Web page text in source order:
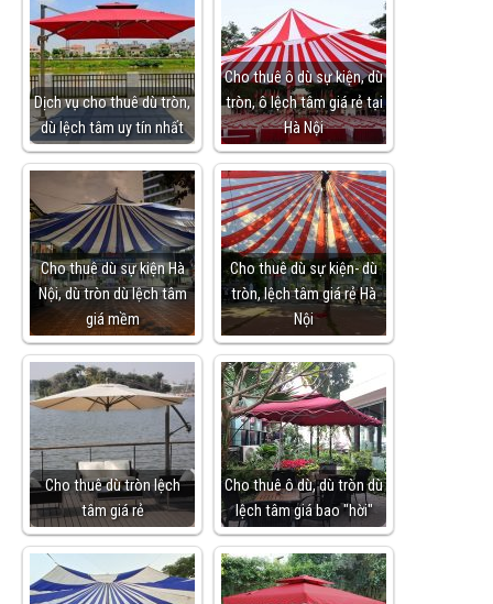
Dịch vụ cho thuê dù tròn,
dù lệch tâm uy tín nhất
Cho thuê ô dù sự kiện, dù
tròn, ô lệch tâm giá rẻ tại
Hà Nội
Cho thuê dù sự kiện Hà
Nội, dù tròn dù lệch tâm
giá mềm
Cho thuê dù sự kiện- dù
tròn, lệch tâm giá rẻ Hà
Nội
Cho thuê dù tròn lệch
tâm giá rẻ
Cho thuê ô dù, dù tròn dù
lệch tâm giá bao "hời"